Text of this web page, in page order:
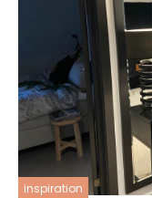
inspiration